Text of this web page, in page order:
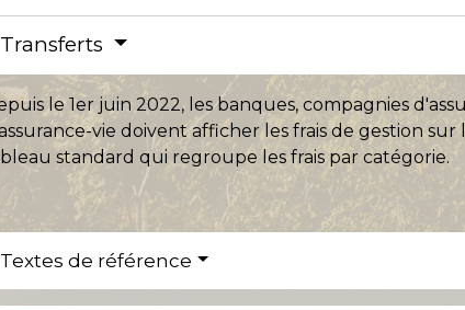
Transferts
le 1er juin 2022, les banques, compagnies
vie doivent afficher les frais de gestion
standard qui regroupe les frais par catégorie.
Textes de référence